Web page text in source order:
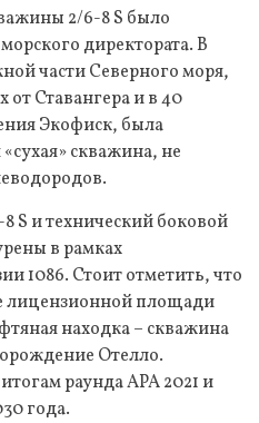
2/6-8 S было
директората. В
части Северного моря,
от Ставангера и в 40
Экофиск, была
скважина, не
S и технический боковой
в рамках
1086. Стоит отметить, что
лицензионной площади
находка – скважина
Отелло.
раунда APA 2021 и
года.